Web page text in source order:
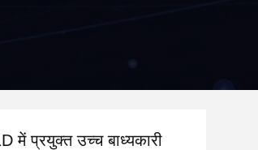
में प्रयुक्त उच्च बाध्यकारी